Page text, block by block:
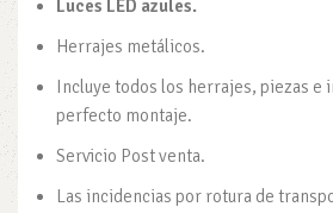
Luces LED azules.
Herrajes metálicos.
Incluye todos los herrajes, piezas e
perfecto montaje.
Servicio Post venta.
Las incidencias por rotura de